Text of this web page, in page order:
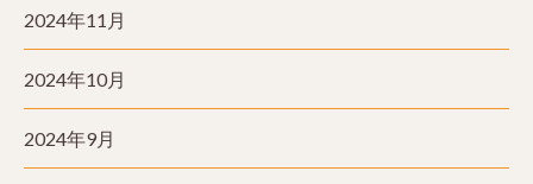
2024年11月
2024年10月
2024年9月